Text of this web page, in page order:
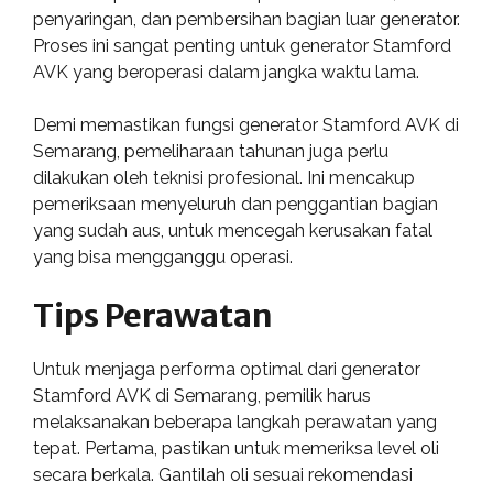
penyaringan, dan pembersihan bagian luar generator.
Proses ini sangat penting untuk generator Stamford
AVK yang beroperasi dalam jangka waktu lama.
Demi memastikan fungsi generator Stamford AVK di
Semarang, pemeliharaan tahunan juga perlu
dilakukan oleh teknisi profesional. Ini mencakup
pemeriksaan menyeluruh dan penggantian bagian
yang sudah aus, untuk mencegah kerusakan fatal
yang bisa mengganggu operasi.
Tips Perawatan
Untuk menjaga performa optimal dari generator
Stamford AVK di Semarang, pemilik harus
melaksanakan beberapa langkah perawatan yang
tepat. Pertama, pastikan untuk memeriksa level oli
secara berkala. Gantilah oli sesuai rekomendasi